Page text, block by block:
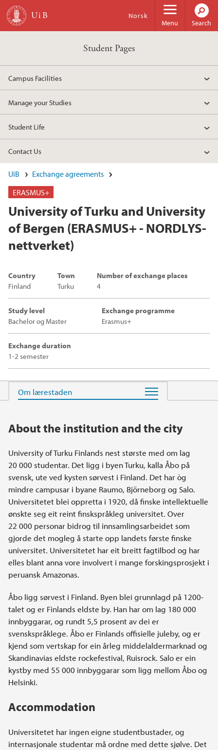
Skip to main content
Menu
Norsk
Search
Student Pages
Campus Facilities
Manage your Studies
Student Life
Contact Us
UiB
Exchange agreements
ERASMUS+
University of Turku and University
of Bergen (ERASMUS+ - NORDLYS-
nettverket)
Country
Finland
Town
Turku
Number of exchange places
4
Study level
Bachelor og Master
Exchange programme
Erasmus+
Exchange duration
1-2 semester
Main content
About the institution and the city
University of Turku Finlands nest største med om lag
20 000 studentar. Det ligg i byen Turku, kalla Åbo på
svensk, ute ved kysten sørvest i Finland. Det har òg
mindre campusar i byane Raumo, Björneborg og Salo.
Universitetet blei oppretta i 1920, då finske intellektuelle
ønskte seg eit reint finskspråkleg universitet. Over
22 000 personar bidrog til innsamlingsarbeidet som
gjorde det mogleg å starte opp landets første finske
universitet. Universitetet har eit breitt fagtilbod og har
elles blant anna vore involvert i mange forskingsprosjekt i
peruansk Amazonas.
Åbo ligg sørvest i Finland. Byen blei grunnlagd på 1200-
talet og er Finlands eldste by. Han har om lag 180 000
innbyggarar, og rundt 5,5 prosent av dei er
svenskspråklege. Åbo er Finlands offisielle juleby, og er
kjend som vertskap for ein årleg middelaldermarknad og
Skandinavias eldste rockefestival, Ruisrock. Salo er ein
kystby med 55 000 innbyggarar som ligg mellom Åbo og
Helsinki.
Accommodation
Universitetet har ingen eigne studentbustader, og
internasjonale studentar må ordne med dette sjølve. Det